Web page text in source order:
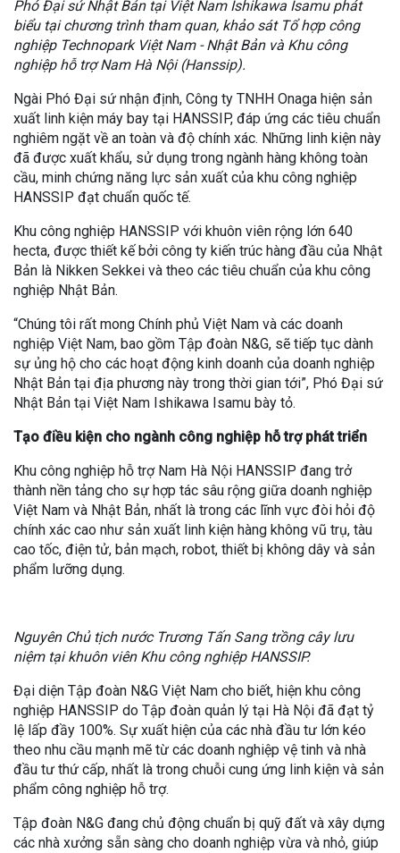
Phó Đại sứ Nhật Bản tại Việt Nam Ishikawa Isamu phát
biểu tại chương trình tham quan, khảo sát Tổ hợp công
nghiệp Technopark Việt Nam - Nhật Bản và Khu công
nghiệp hỗ trợ Nam Hà Nội (Hanssip).
Ngài Phó Đại sứ nhận định, Công ty TNHH Onaga hiện sản
xuất linh kiện máy bay tại HANSSIP, đáp ứng các tiêu chuẩn
nghiêm ngặt về an toàn và độ chính xác. Những linh kiện này
đã được xuất khẩu, sử dụng trong ngành hàng không toàn
cầu, minh chứng năng lực sản xuất của khu công nghiệp
HANSSIP đạt chuẩn quốc tế.
Khu công nghiệp HANSSIP với khuôn viên rộng lớn 640
hecta, được thiết kế bởi công ty kiến trúc hàng đầu của Nhật
Bản là Nikken Sekkei và theo các tiêu chuẩn của khu công
nghiệp Nhật Bản.
“Chúng tôi rất mong Chính phủ Việt Nam và các doanh
nghiệp Việt Nam, bao gồm Tập đoàn N&G, sẽ tiếp tục dành
sự ủng hộ cho các hoạt động kinh doanh của doanh nghiệp
Nhật Bản tại địa phương này trong thời gian tới”, Phó Đại sứ
Nhật Bản tại Việt Nam Ishikawa Isamu bày tỏ.
Tạo điều kiện cho ngành công nghiệp hỗ trợ phát triển
Khu công nghiệp hỗ trợ Nam Hà Nội HANSSIP đang trở
thành nền tảng cho sự hợp tác sâu rộng giữa doanh nghiệp
Việt Nam và Nhật Bản, nhất là trong các lĩnh vực đòi hỏi độ
chính xác cao như sản xuất linh kiện hàng không vũ trụ, tàu
cao tốc, điện tử, bản mạch, robot, thiết bị không dây và sản
phẩm lưỡng dụng.
Nguyên Chủ tịch nước Trương Tấn Sang trồng cây lưu
niệm tại khuôn viên Khu công nghiệp HANSSIP.
Đại diện Tập đoàn N&G Việt Nam cho biết, hiện khu công
nghiệp HANSSIP do Tập đoàn quản lý tại Hà Nội đã đạt tỷ
lệ lấp đầy 100%. Sự xuất hiện của các nhà đầu tư lớn kéo
theo nhu cầu mạnh mẽ từ các doanh nghiệp vệ tinh và nhà
đầu tư thứ cấp, nhất là trong chuỗi cung ứng linh kiện và sản
phẩm công nghiệp hỗ trợ.
Tập đoàn N&G đang chủ động chuẩn bị quỹ đất và xây dựng
các nhà xưởng sẵn sàng cho doanh nghiệp vừa và nhỏ, giúp